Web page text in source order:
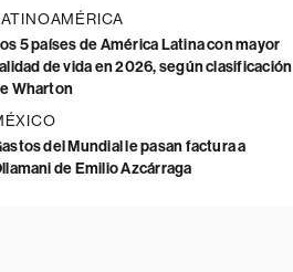
5 países de América Latina con mayor
de vida en 2026, según clasificación
Wharton
del Mundial le pasan factura a
de Emilio Azcárraga